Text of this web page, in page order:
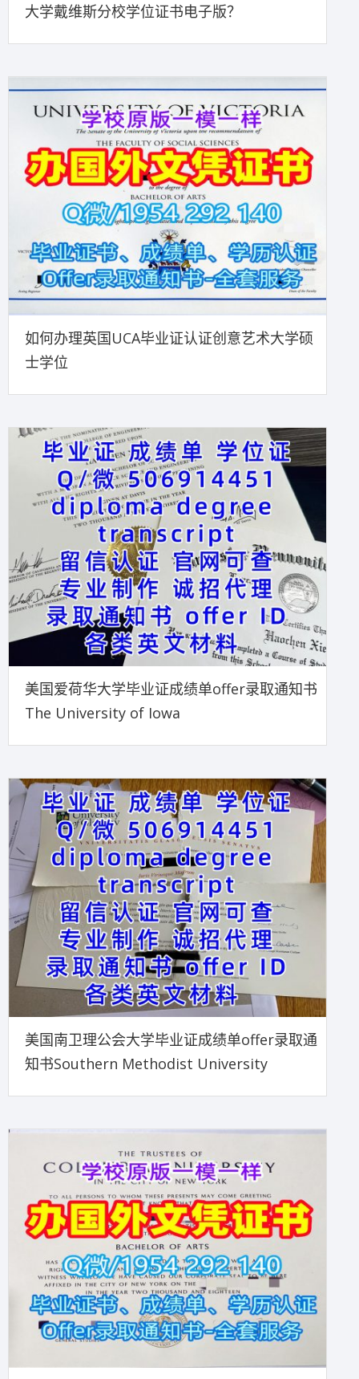
大学戴维斯分校学位证书电子版？
如何办理英国UCA毕业证认证创意艺术大学硕
士学位
美国爱荷华大学毕业证成绩单offer录取通知书
The University of Iowa
美国南卫理公会大学毕业证成绩单offer录取通
知书Southern Methodist University